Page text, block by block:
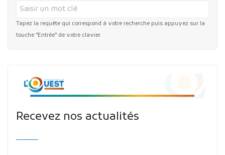
Tapez la requête qui correspond à votre recherche puis appuyez sur la
touche "Entrée" de votre clavier.
Recevez nos actualités